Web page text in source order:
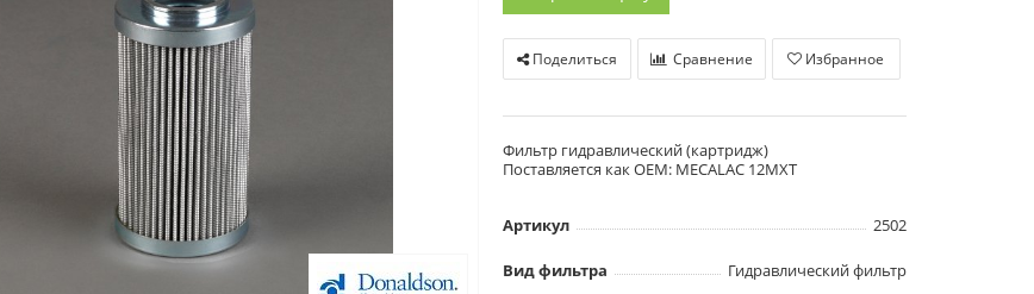
Поделиться Сравнение Избранное
Фильтр гидравлический (картридж)
Поставляется как OEM: MECALAC 12MXT
Артикул 2502
Вид фильтра Гидравлический фильтр